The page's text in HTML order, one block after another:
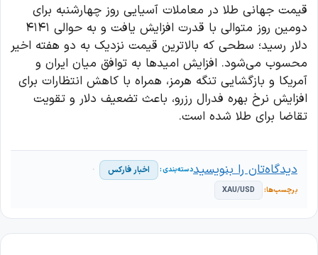
قیمت جهانی طلا در معاملات آسیایی روز چهارشنبه برای
دومین روز متوالی با قدرت افزایش یافت و به حوالی ۴۱۴۱
دلار رسید؛ سطحی که بالاترین قیمت نزدیک به دو هفته اخیر
محسوب می‌شود. افزایش امیدها به توافق میان ایران و
آمریکا و بازگشایی تنگه هرمز، همراه با کاهش انتظارات برای
افزایش نرخ بهره فدرال رزرو، باعث تضعیف دلار و تقویت
تقاضا برای طلا شده است.
اخبار فارکس
XAU/USD
دیدگاه‌تان را بنویسید